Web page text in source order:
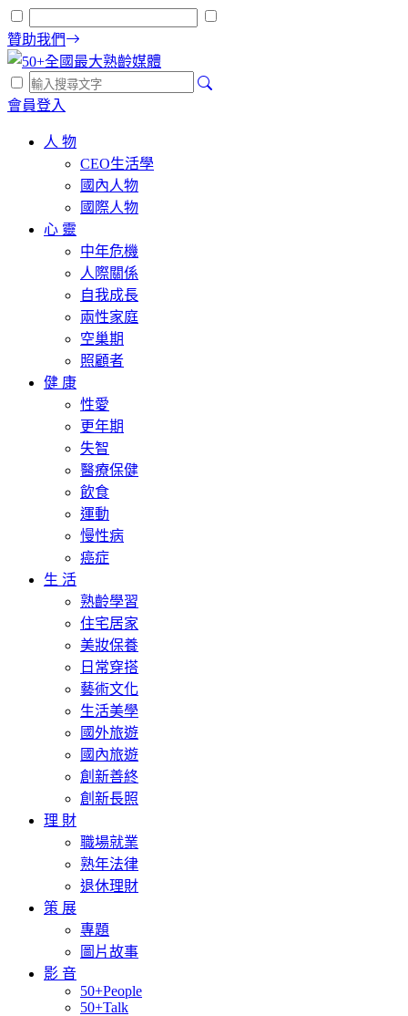
贊助我們
會員登入
人 物
CEO生活學
國內人物
國際人物
心 靈
中年危機
人際關係
自我成長
兩性家庭
空巢期
照顧者
健 康
性愛
更年期
失智
醫療保健
飲食
運動
慢性病
癌症
生 活
熟齡學習
住宅居家
美妝保養
日常穿搭
藝術文化
生活美學
國外旅遊
國內旅遊
創新善終
創新長照
理 財
職場就業
熟年法律
退休理財
策 展
專題
圖片故事
影 音
50+People
50+Talk